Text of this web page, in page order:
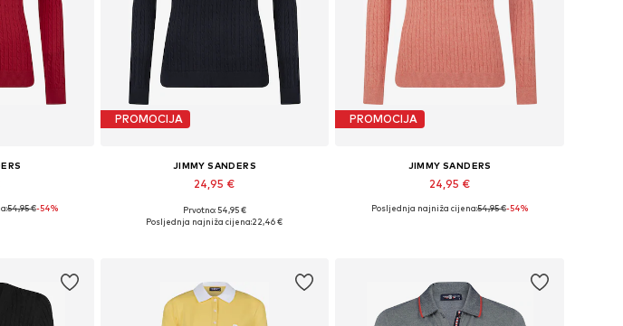
M, L, XL
54,95 €-54%
PROMOCIJA
JIMMY SANDERS
24,95 €
Dostupne veličine: S, M, L, XL
Prvotno: 54,95 €
Posljednja najniža cijena:22,46 €
PROMOCIJA
JIMMY SANDERS
24,95 €
Dostupne veličine: S, M, L, XL
Posljednja najniža cijena:54,95 €-54%